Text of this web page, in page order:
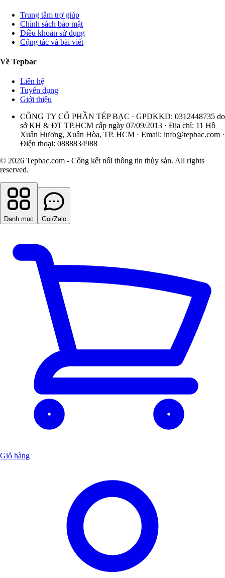
Trung tâm trợ giúp
Chính sách bảo mật
Điều khoản sử dụng
Cộng tác và bài viết
Về Tepbac
Liên hệ
Tuyển dụng
Giới thiệu
CÔNG TY CỔ PHẦN TÉP BẠC · GPDKKD: 0312448735 do
sở KH & ĐT TP.HCM cấp ngày 07/09/2013 · Địa chỉ: 11 Hồ
Xuân Hương, Xuân Hòa, TP. HCM · Email: info@tepbac.com ·
Điện thoại: 0888834988
© 2026 Tepbac.com - Cổng kết nối thông tin thủy sản. All rights
reserved.
Danh mục Gọi/Zalo
Giỏ hàng